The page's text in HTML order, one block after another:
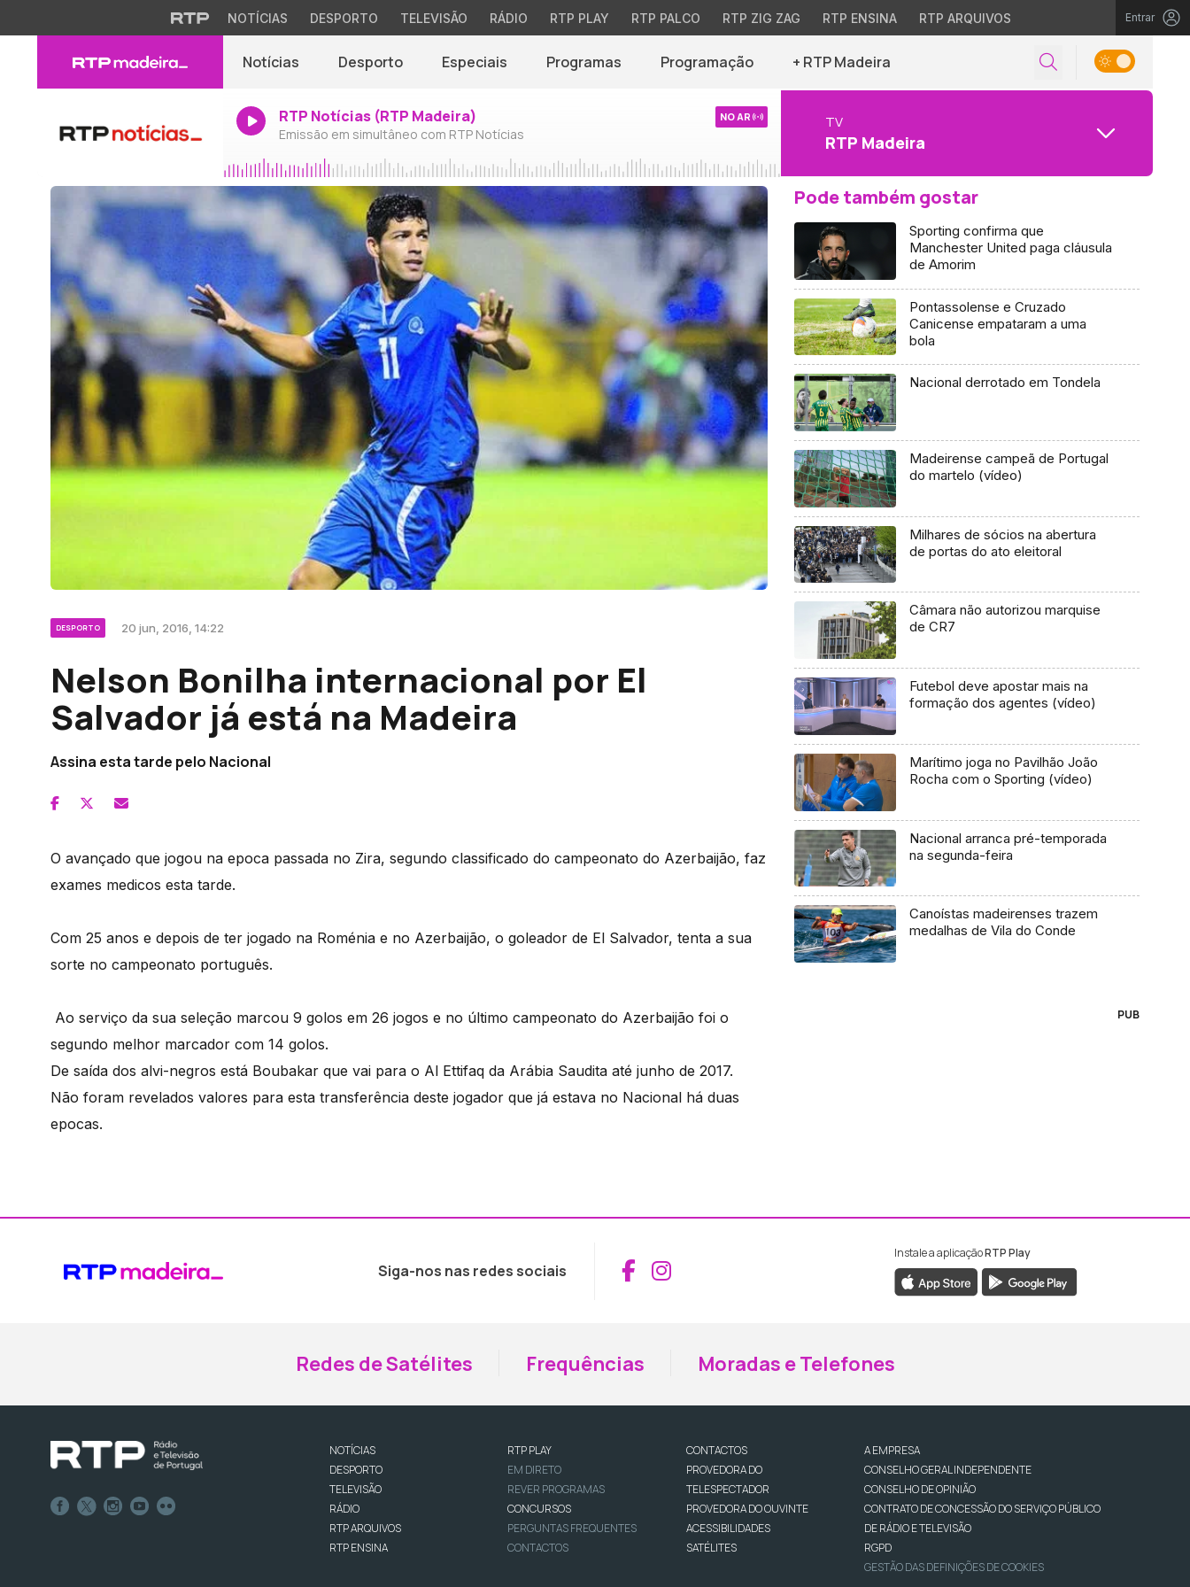
NOTÍCIAS DESPORTO TELEVISÃO RÁDIO RTP PLAY RTP PALCO RTP ZIG ZAG RTP ENSINA RTP ARQUIVOS Entrar
Notícias Desporto Especiais Programas Programação + RTP Madeira
RTP Notícias (RTP Madeira)
Emissão em simultâneo com RTP Notícias
NO AR TV
RTP Madeira
DESPORTO 20 jun, 2016, 14:22
Nelson Bonilha internacional por El
Salvador já está na Madeira
Assina esta tarde pelo Nacional
O avançado que jogou na epoca passada no Zira, segundo classificado do campeonato do Azerbaijão, faz
exames medicos esta tarde.
Com 25 anos e depois de ter jogado na Roménia e no Azerbaijão, o goleador de El Salvador, tenta a sua
sorte no campeonato português.
Ao serviço da sua seleção marcou 9 golos em 26 jogos e no último campeonato do Azerbaijão foi o
segundo melhor marcador com 14 golos.
De saída dos alvi-negros está Boubakar que vai para o Al Ettifaq da Arábia Saudita até junho de 2017.
Não foram revelados valores para esta transferência deste jogador que já estava no Nacional há duas
epocas.
Pode também gostar
Sporting confirma que
Manchester United paga cláusula
de Amorim
Pontassolense e Cruzado
Canicense empataram a uma
bola
Nacional derrotado em Tondela
Madeirense campeã de Portugal
do martelo (vídeo)
Milhares de sócios na abertura
de portas do ato eleitoral
Câmara não autorizou marquise
de CR7
Futebol deve apostar mais na
formação dos agentes (vídeo)
Marítimo joga no Pavilhão João
Rocha com o Sporting (vídeo)
Nacional arranca pré-temporada
na segunda-feira
Canoístas madeirenses trazem
medalhas de Vila do Conde
PUB
Siga-nos nas redes sociais Aceder ao Facebook da RTP Madeira
Aceder ao Instagram da RTP Madeira
Instale a aplicaçãoRTP Play
Redes de Satélites Frequências Moradas e Telefones
NOTÍCIAS
DESPORTO
TELEVISÃO
RÁDIO
RTP ARQUIVOS
RTP ENSINA
RTP PLAY
EM DIRETO
REVER PROGRAMAS
CONCURSOS
PERGUNTAS FREQUENTES
CONTACTOS
CONTACTOS
PROVEDORA DO
TELESPECTADOR
PROVEDORA DO OUVINTE
ACESSIBILIDADES
SATÉLITES
A EMPRESA
CONSELHO GERAL INDEPENDENTE
CONSELHO DE OPINIÃO
CONTRATO DE CONCESSÃO DO SERVIÇO PÚBLICO
DE RÁDIO E TELEVISÃO
RGPD
GESTÃO DAS DEFINIÇÕES DE COOKIES